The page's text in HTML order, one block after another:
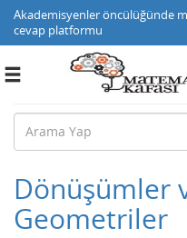
Akademisyenler öncülüğünde
cevap platformu
Toggle
Dönüşümler
Geometriler